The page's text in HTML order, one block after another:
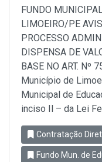
FUNDO
LIMOEIRO/PE
PROCESSO
DISPENSA DE
BASE NO ART. Nº
Município de
Municipal de
inciso Il – da Lei
Contratação
Fundo Mun. de